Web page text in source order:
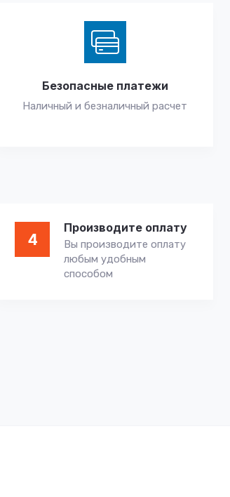
Безопасные платежи
Наличный и безналичный расчет
4
Производите оплату
Вы производите оплату
любым удобным
способом